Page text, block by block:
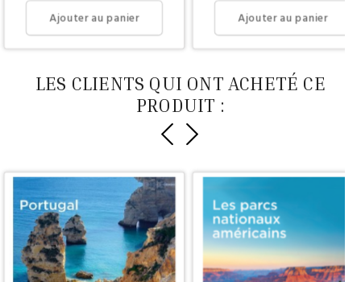
Ajouter au panier Ajouter au panier
LES CLIENTS QUI ONT ACHETÉ CE
PRODUIT :